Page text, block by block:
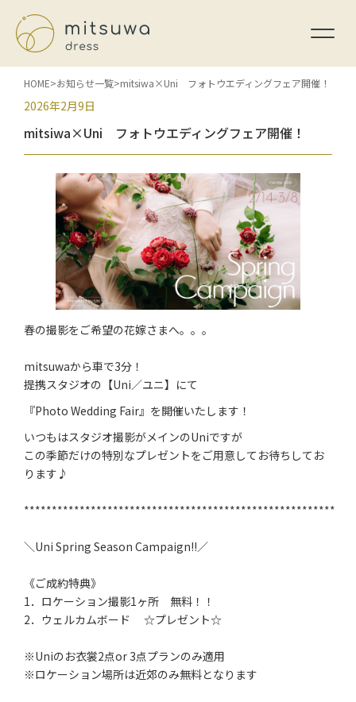
HOME お知らせ一覧 mitsiwa×Uni フォトウエディングフェア開催！
2026年2月9日
mitsiwa×Uni フォトウエディングフェア開催！
春の撮影をご希望の花嫁さまへ。。。
mitsuwaから車で3分！
提携スタジオの【Uni／ユニ】にて
『Photo Wedding Fair』を開催いたします！
いつもはスタジオ撮影がメインのUniですが
この季節だけの特別なプレゼントをご用意してお待ちしてお
ります♪
********************************************************
＼Uni Spring Season Campaign!!／
《ご成約特典》
1．ロケーション撮影1ヶ所 無料！！
2．ウェルカムボード ☆プレゼント☆
※Uniのお衣裳2点or 3点プランのみ適用
※ロケーション場所は近郊のみ無料となります